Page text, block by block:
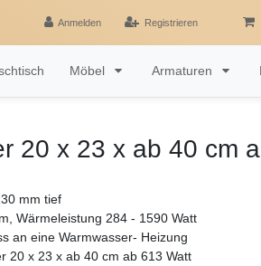
Anmelden Registrieren
Möbel Armaturen
20 x 23 x ab 40 cm
mm tief
Wärmeleistung 284 - 1590 Watt
an eine Warmwasser- Heizung
20 x 23 x ab 40 cm ab 613 Watt